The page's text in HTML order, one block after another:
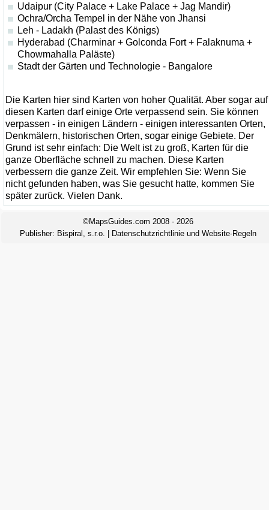
Udaipur (City Palace + Lake Palace + Jag Mandir)
Ochra/Orcha Tempel in der Nähe von Jhansi
Leh - Ladakh (Palast des Königs)
Hyderabad (Charminar + Golconda Fort + Falaknuma +
Chowmahalla Paläste)
Stadt der Gärten und Technologie - Bangalore
Die Karten hier sind Karten von hoher Qualität. Aber sogar auf
diesen Karten darf einige Orte verpassend sein. Sie können
verpassen - in einigen Ländern - einigen interessanten Orten,
Denkmälern, historischen Orten, sogar einige Gebiete. Der
Grund ist sehr einfach: Die Welt ist zu groß, Karten für die
ganze Oberfläche schnell zu machen. Diese Karten
verbessern die ganze Zeit. Wir empfehlen Sie: Wenn Sie
nicht gefunden haben, was Sie gesucht hatte, kommen Sie
später zurück. Vielen Dank.
©MapsGuides.com 2008 - 2026
Publisher: Bispiral, s.r.o. Datenschutzrichtlinie und Website-Regeln